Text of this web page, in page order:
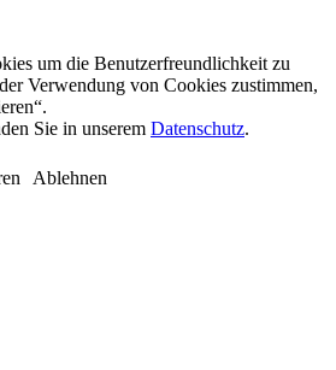
um die Benutzerfreundlichkeit zu
Verwendung von Cookies zustimmen,
Sie in unserem Datenschutz.
Ablehnen